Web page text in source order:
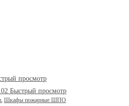
просмотр
Быстрый просмотр
, Шкафы пожарные ШПО